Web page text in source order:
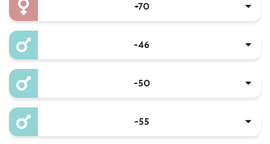
+70
-46
-50
-55